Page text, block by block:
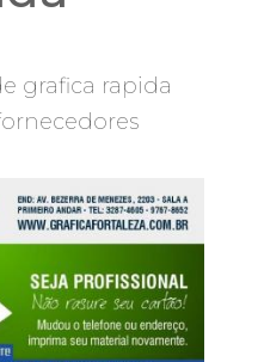
grafica rapida